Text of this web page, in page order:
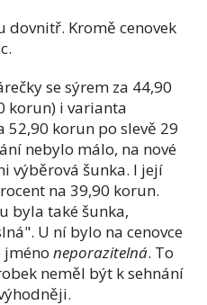
Kromě cenovek
se sýrem za 44,90
korun) i varianta
52,90 korun po slevě 29
nebylo málo, na nové
výběrová šunka. I její
na 39,90 korun.
byla také šunka,
U ní bylo na cenovce
neporazitelná. To
neměl být k sehnání